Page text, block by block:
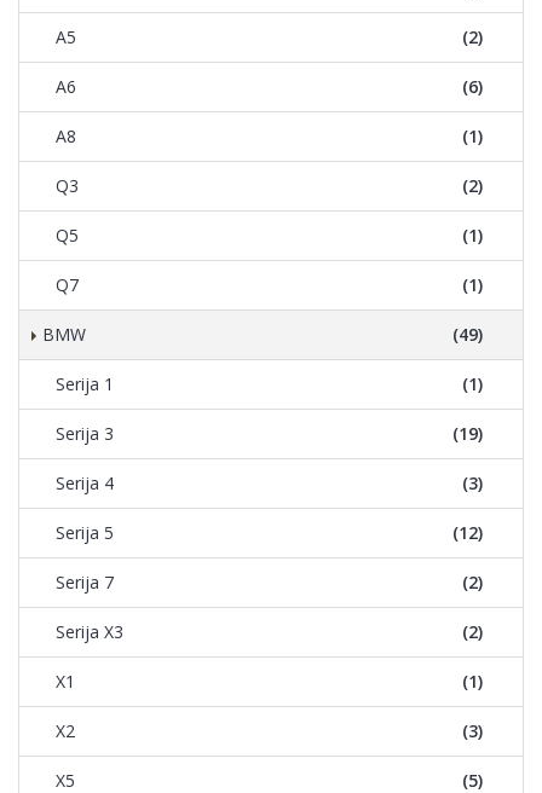
A5 (2)
A6 (6)
A8 (1)
Q3 (2)
Q5 (1)
Q7 (1)
BMW (49)
Serija 1 (1)
Serija 3 (19)
Serija 4 (3)
Serija 5 (12)
Serija 7 (2)
Serija X3 (2)
X1 (1)
X2 (3)
X5 (5)